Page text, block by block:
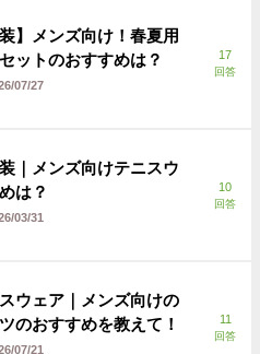
】メンズ向け！春夏用
ットのおすすめは？
07/27
17
回答
｜メンズ向けテニスウ
は？
03/31
10
回答
ウェア｜メンズ向けの
のおすすめを教えて！
07/21
11
回答